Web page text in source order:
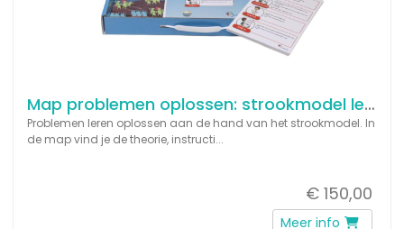
Map problemen oplossen: strookmodel leerjaar 2 t/m 4
Problemen leren oplossen aan de hand van het strookmodel. In
de map vind je de theorie, instructi...
€ 150,00
Meer info